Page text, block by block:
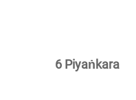
6 Piyaṅkara